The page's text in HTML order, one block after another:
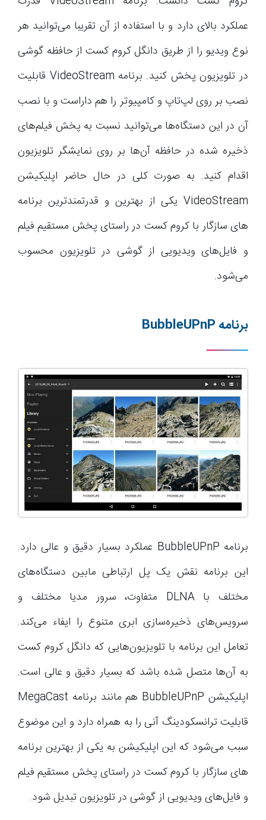
عملکرد بالای دارد و با استفاده از آن تقریبا می‌توانید هر
نوع ویدیو را از طریق دانگل کروم کست از حافظه گوشی
در تلویزیون پخش کنید. برنامه VideoStream قابلیت
نصب بر روی لپ‌تاپ و کامپیوتر را هم داراست و با نصب
آن در این دستگاه‌ها می‌توانید نسبت به پخش فیلم‌های
ذخیره شده در حافظه آن‌ها بر روی نمایشگر تلویزیون
اقدام کنید. به صورت کلی در حال حاضر اپلیکیشن
VideoStream یکی از بهترین و قدرتمندترین برنامه
های سازگار با کروم کست در راستای پخش مستقیم فیلم
و فایل‌های ویدیویی از گوشی در تلویزیون محسوب
می‌شود.
برنامهBubbleUPnP
برنامه BubbleUPnP عملکرد بسیار دقیق و عالی دارد.
این برنامه نقش یک پل ارتباطی مابین دستگاه‌های
مختلف با DLNA متفاوت، سرور مدیا مختلف و
سرویس‌های ذخیره‌سازی ابری متنوع را ایفاء می‌کند.
تعامل این برنامه با تلویزیون‌هایی که دانگل کروم کست
به آن‌ها متصل شده باشد که بسیار دقیق و عالی است.
اپلیکیشن BubbleUPnP هم مانند برنامه MegaCast
قابلیت ترانسکودینگ آنی را به همراه دارد و این موضوع
سبب می‌شود که این اپلیکیشن به یکی از بهترین برنامه
های سازگار با کروم کست در راستای پخش مستقیم فیلم
و فایل‌های ویدیویی از گوشی در تلویزیون تبدیل شود.